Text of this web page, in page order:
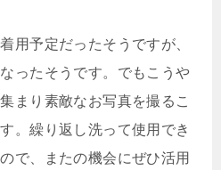
用予定だったそうですが、
ったそうです。でもこうや
まり素敵なお写真を撮るこ
。繰り返し洗って使用でき
で、またの機会にぜひ活用